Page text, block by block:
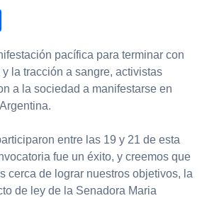
pacífica para terminar con
y la tracción a sangre, activistas
a la sociedad a manifestarse en
entre las 19 y 21 de esta
fue un éxito, y creemos que
cerca de lograr nuestros objetivos, la
de ley de la Senadora Maria